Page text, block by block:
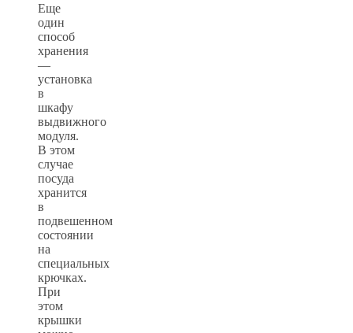
Еще
один
способ
хранения
—
установка
в
шкафу
выдвижного
модуля.
В этом
случае
посуда
хранится
в
подвешенном
состоянии
на
специальных
крючках.
При
этом
крышки